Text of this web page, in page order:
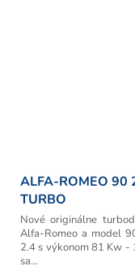
ALFA-ROMEO 90
TURBO
Nové originálne
Alfa-Romeo a model
2.4 s výkonom 81 Kw -
sa...